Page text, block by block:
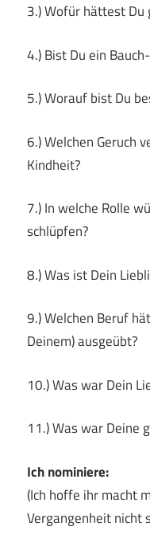
3.) Wofür hättest Du
4.) Bist Du ein
5.) Worauf bist Du
6.) Welchen Geruch
Kindheit?
7.) In welche Rolle
schlüpfen?
8.) Was ist Dein
9.) Welchen Beruf
Deinem) ausgeübt?
10.) Was war Dein
11.) Was war Deine
Ich nominiere:
(Ich hoffe ihr macht
Vergangenheit nicht